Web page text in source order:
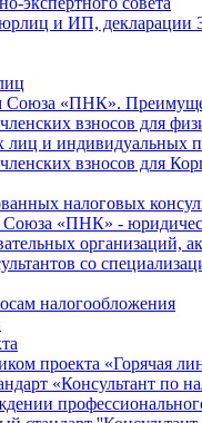
юрлиц и ИП,
Союза «ПНК».
взносов для
лиц и индивидуальных
взносов для
налоговых
Союза «ПНК» -
со
налогообложения
проекта «Горячая
«Консультант по